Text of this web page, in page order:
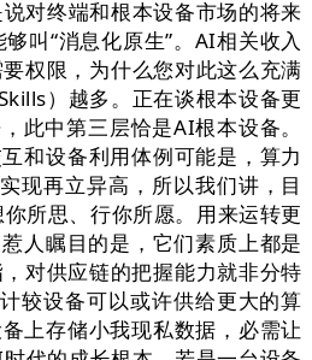
对终端和根本设备市场的将来
叫“消息化原生”。AI相关收入
权限，为什么您对此这么充满
）越多。正在谈根本设备更
此中第三层恰是AI根本设备。
和设备利用体例可能是，算力
现再立异高，所以我们讲，目
所思、行你所愿。用来运转更
人瞩目的是，它们素质上都是
对供应链的把握能力就非分特
较设备可以或许供给更大的算
上存储小我现私数据，必需让